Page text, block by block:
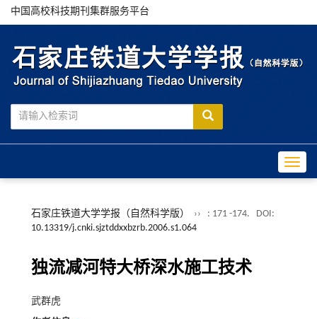
中国高校科技期刊集群服务平台
石家庄铁道大学学报（自然科学版） ›› : 171 -174.
DOI:
10.13319/j.cnki.sjztddxxbzrb.2006.s1.064
独流减河特大桥深水施工技术
武群虎